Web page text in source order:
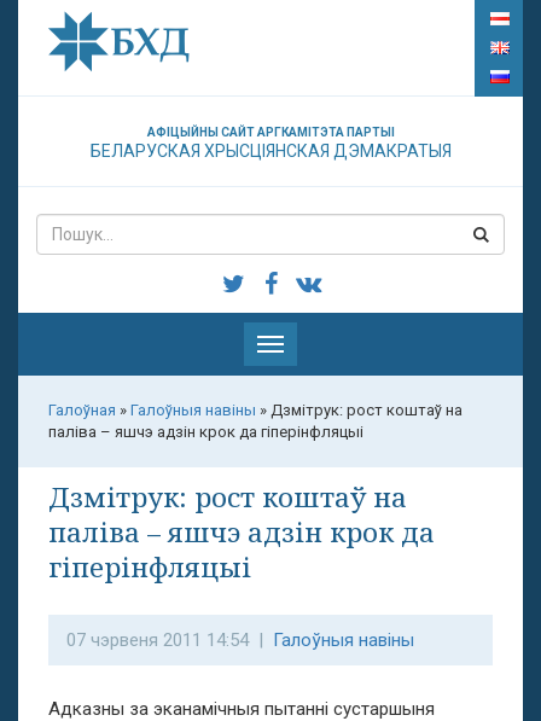
АФІЦЫЙНЫ САЙТ АРГКАМІТЭТА ПАРТЫІ
БЕЛАРУСКАЯ ХРЫСЦІЯНСКАЯ ДЭМАКРАТЫЯ
Паказаць
меню
Галоўная » Галоўныя навіны » Дзмітрук: рост коштаў на
паліва – яшчэ адзін крок да гіперінфляцыі
Дзмітрук: рост коштаў на
паліва – яшчэ адзін крок да
гіперінфляцыі
07 чэрвеня 2011 14:54 | Галоўныя навіны
Адказны за эканамічныя пытанні сустаршыня